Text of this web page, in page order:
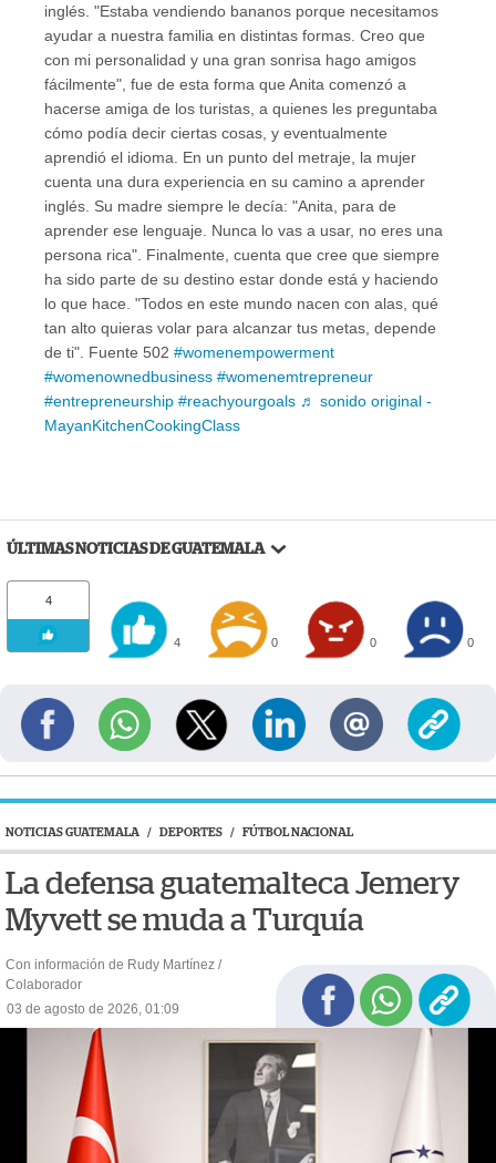
inglés. "Estaba vendiendo bananos porque necesitamos
ayudar a nuestra familia en distintas formas. Creo que
con mi personalidad y una gran sonrisa hago amigos
fácilmente", fue de esta forma que Anita comenzó a
hacerse amiga de los turistas, a quienes les preguntaba
cómo podía decir ciertas cosas, y eventualmente
aprendió el idioma. En un punto del metraje, la mujer
cuenta una dura experiencia en su camino a aprender
inglés. Su madre siempre le decía: "Anita, para de
aprender ese lenguaje. Nunca lo vas a usar, no eres una
persona rica". Finalmente, cuenta que cree que siempre
ha sido parte de su destino estar donde está y haciendo
lo que hace. "Todos en este mundo nacen con alas, qué
tan alto quieras volar para alcanzar tus metas, depende
de ti". Fuente 502 #womenempowerment
#womenownedbusiness #womenemtrepreneur
#entrepreneurship #reachyourgoals ♬ sonido original -
MayanKitchenCookingClass
ÚLTIMAS NOTICIAS DE GUATEMALA
4
4 0 0 0
NOTICIAS GUATEMALA / DEPORTES / FÚTBOL NACIONAL
La defensa guatemalteca Jemery
Myvett se muda a Turquía
Con información de Rudy Martínez /
Colaborador
03 de agosto de 2026, 01:09